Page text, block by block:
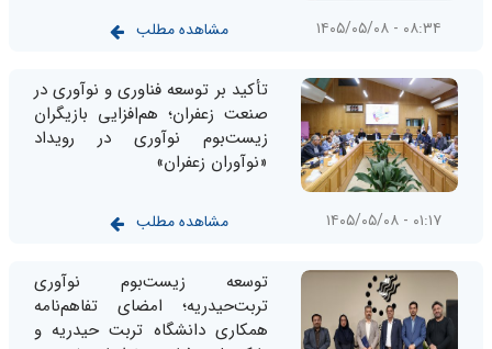
۰۸:۳۴ - ۱۴۰۵/۰۵/۰۸ مشاهده مطلب
تأکید بر توسعه فناوری و نوآوری در
صنعت زعفران؛ هم‌افزایی بازیگران
زیست‌بوم نوآوری در رویداد
«نوآوران زعفران»
۰۱:۱۷ - ۱۴۰۵/۰۵/۰۸ مشاهده مطلب
توسعه زیست‌بوم نوآوری
تربت‌حیدریه؛ امضای تفاهم‌نامه
همکاری دانشگاه تربت حیدریه و